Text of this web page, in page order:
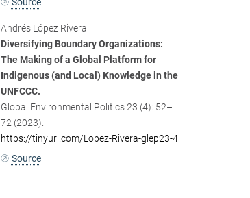
Andrés López Rivera
Diversifying Boundary Organizations:
The Making of a Global Platform for
Indigenous (and Local) Knowledge in the
UNFCCC.
Global Environmental Politics 23 (4): 52–
72 (2023).
https://tinyurl.com/Lopez-Rivera-glep23-4
Source